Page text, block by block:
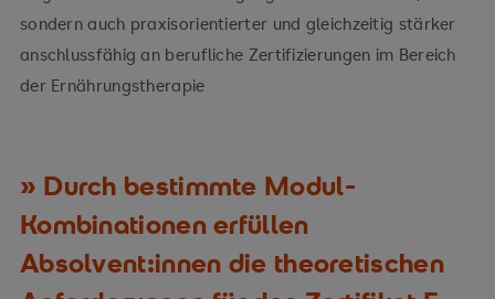
sondern auch praxisorientierter und gleichzeitig stärker
anschlussfähig an berufliche Zertifizierungen im Bereich
der Ernährungstherapie
Durch bestimmte Modul-
Kombinationen erfüllen
Absolvent:innen die theoretischen